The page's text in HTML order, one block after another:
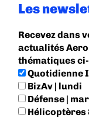
Les
Recevez dans
actualités
thématiques
Quotidienne
BizAv | lundi
Défense |
Hélicoptères